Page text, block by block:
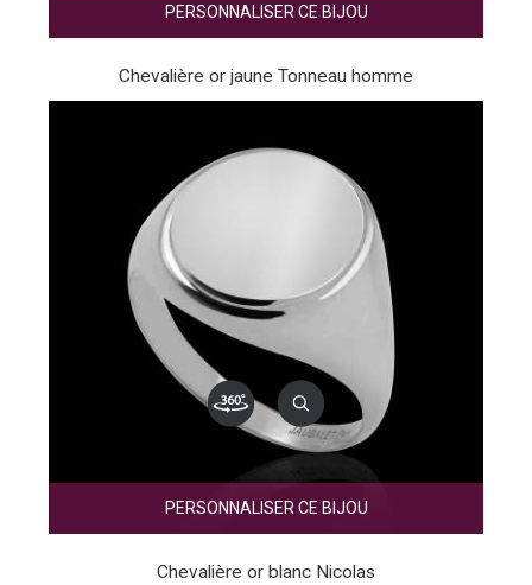
PERSONNALISER CE BIJOU
Chevalière or jaune Tonneau homme
PERSONNALISER CE BIJOU
Chevalière or blanc Nicolas